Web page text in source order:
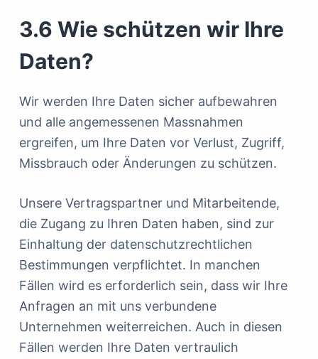
3.6 Wie schützen wir Ihre
Daten?
Wir werden Ihre Daten sicher aufbewahren
und alle angemessenen Massnahmen
ergreifen, um Ihre Daten vor Verlust, Zugriff,
Missbrauch oder Änderungen zu schützen.
Unsere Vertragspartner und Mitarbeitende,
die Zugang zu Ihren Daten haben, sind zur
Einhaltung der datenschutzrechtlichen
Bestimmungen verpflichtet. In manchen
Fällen wird es erforderlich sein, dass wir Ihre
Anfragen an mit uns verbundene
Unternehmen weiterreichen. Auch in diesen
Fällen werden Ihre Daten vertraulich